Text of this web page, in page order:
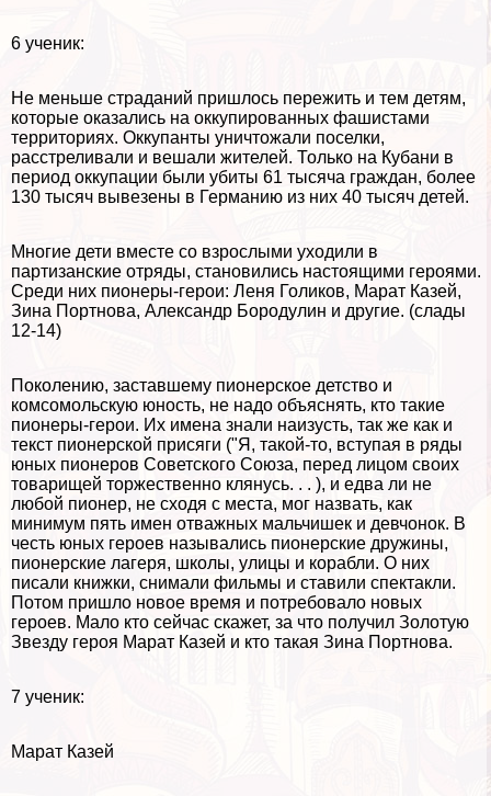
6 ученик:
Не меньше страданий пришлось пережить и тем детям,
которые оказались на оккупированных фашистами
территориях. Оккупанты уничтожали поселки,
расстреливали и вешали жителей. Только на Кубани в
период оккупации были убиты 61 тысяча граждан, более
130 тысяч вывезены в Германию из них 40 тысяч детей.
Многие дети вместе со взрослыми уходили в
партизанские отряды, становились настоящими героями.
Среди них пионеры-герои: Леня Голиков, Марат Казей,
Зина Портнова, Александр Бородулин и другие. (слады
12-14)
Поколению, заставшему пионерское детство и
комсомольскую юность, не надо объяснять, кто такие
пионеры-герои. Их имена знали наизусть, так же как и
текст пионерской присяги ("Я, такой-то, вступая в ряды
юных пионеров Советского Союза, перед лицом своих
товарищей торжественно клянусь. . . ), и едва ли не
любой пионер, не сходя с места, мог назвать, как
минимум пять имен отважных мальчишек и девчонок. В
честь юных героев назывались пионерские дружины,
пионерские лагеря, школы, улицы и корабли. О них
писали книжки, снимали фильмы и ставили спектакли.
Потом пришло новое время и потребовало новых
героев. Мало кто сейчас скажет, за что получил Золотую
Звезду героя Марат Казей и кто такая Зина Портнова.
7 ученик:
Марат Казей